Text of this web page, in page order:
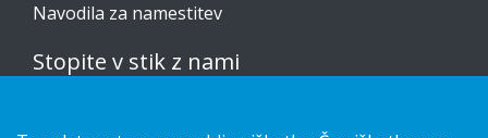
Navodila za namestitev
Stopite v stik z nami